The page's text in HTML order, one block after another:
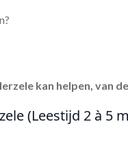
kan helpen, van
(Leestijd 2 à 5